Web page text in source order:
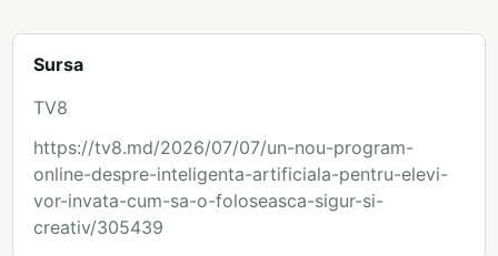
Sursa
TV8
https://tv8.md/2026/07/07/un-nou-program-
online-despre-inteligenta-artificiala-pentru-elevi-
vor-invata-cum-sa-o-foloseasca-sigur-si-
creativ/305439